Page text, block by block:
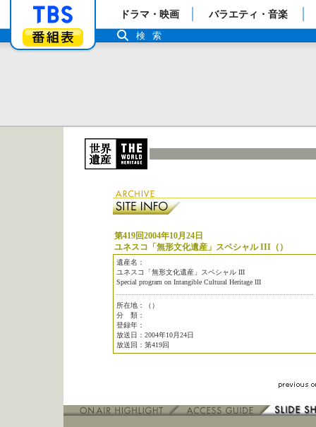
「TBSテレビ」トップページ
番組表
ドラマ・映画 バラエティ・音楽
検索
第419回2004年10月24日
ユネスコ「無形文化遺産」スペシャル III（）
遺産名：
ユネスコ「無形文化遺産」スペシャル III
Special program on Intangible Cultural Heritage III
所在地：（）
分 類：
登録年：
放送日：2004年10月24日
放送回：第419回